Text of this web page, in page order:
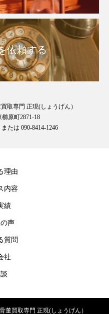
依頼する
取専門 正現(しょうげん）
原町2871-18
たは 090-8414-1246
理由
内容
績
声
質問
社
董買取専門 正現(しょうげん）